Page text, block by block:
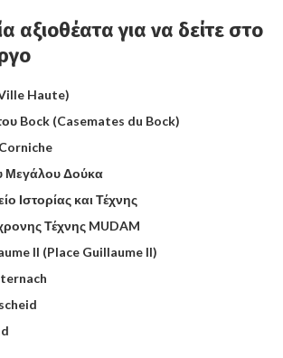
αξιοθέατα για να δείτε στο
Haute)
Bock (Casemates du Bock)
Μεγάλου Δούκα
Ιστορίας και Τέχνης
Τέχνης MUDAM
II (Place Guillaume II)